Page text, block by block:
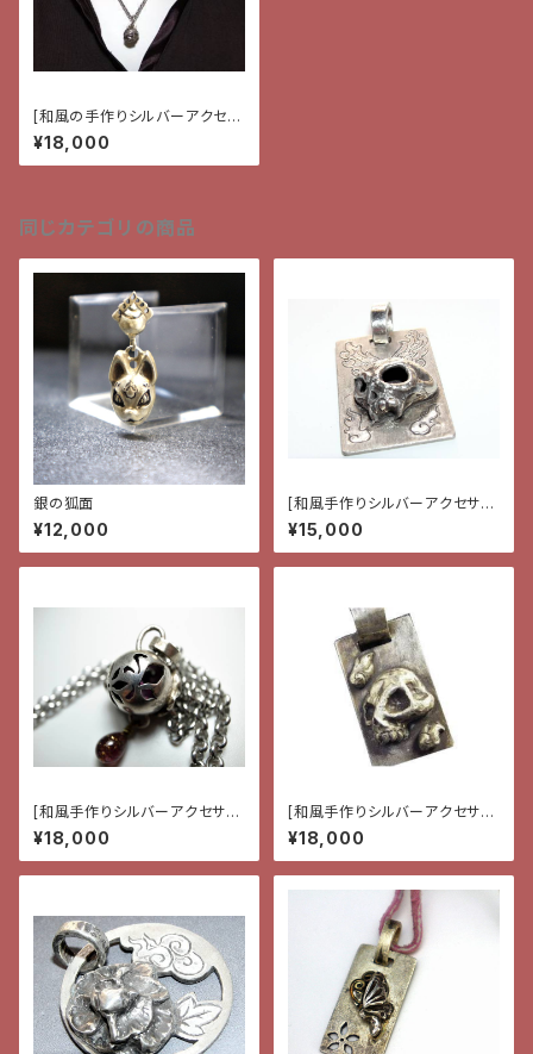
[和風の手作りシルバーアクセサ
リー]ペンダント月と兎
¥18,000
同じカテゴリの商品
銀の狐面
¥12,000
[和風手作りシルバーアクセサリ
ー]ペンダント・髑髏と鬼火
¥15,000
[和風手作りシルバーアクセサリ
ー]ペンダント・花と蝶と雫
¥18,000
[和風手作りシルバーアクセサリ
ー]ペンダント・髑髏と月
¥18,000